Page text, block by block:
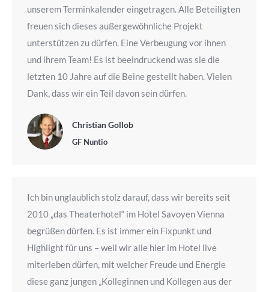
unserem Terminkalender eingetragen. Alle Beteiligten
freuen sich dieses außergewöhnliche Projekt
unterstützen zu dürfen. Eine Verbeugung vor ihnen
und ihrem Team! Es ist beeindruckend was sie die
letzten 10 Jahre auf die Beine gestellt haben. Vielen
Dank, dass wir ein Teil davon sein dürfen.
Christian Gollob
GF Nuntio
Ich bin unglaublich stolz darauf, dass wir bereits seit
2010 „das Theaterhotel“ im Hotel Savoyen Vienna
begrüßen dürfen. Es ist immer ein Fixpunkt und
Highlight für uns – weil wir alle hier im Hotel live
miterleben dürfen, mit welcher Freude und Energie
diese ganz jungen „Kolleginnen und Kollegen aus der